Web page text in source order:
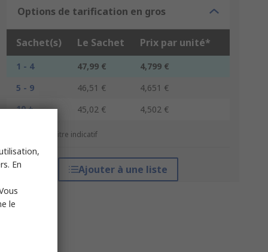
Options de tarification en gros
Sachet(s) Le Sachet Prix par unité*
1 - 4 47,99 €
4,799 €
5 - 9
46,51 €
4,651 €
10 +
45,02 € 4,502 €
*Prix donné à titre indicatif
Ajouter à une liste
En
le